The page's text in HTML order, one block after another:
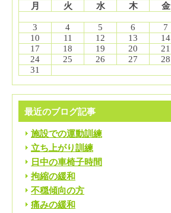
月
火 水 木 金
3
4 5 6 7
10
11 12 13 14
17
18 19 20 21
24
25 26 27 28
31
最近のブログ記事
施設での運動訓練
立ち上がり訓練
日中の車椅子時間
拘縮の緩和
不穏傾向の方
痛みの緩和